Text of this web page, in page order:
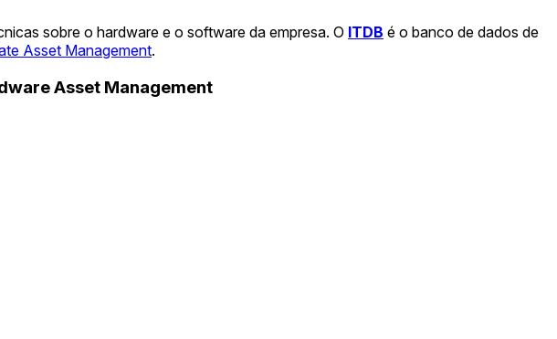
sobre o hardware e o software da empresa. O ITDB é o banco de dados de
Asset Management.
Asset Management